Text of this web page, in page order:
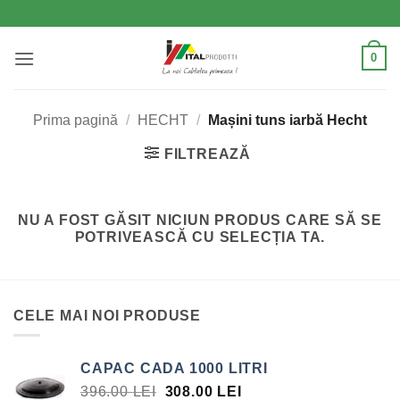
content
0
Prima pagină / HECHT / Mașini tuns iarbă Hecht
FILTREAZĂ
NU A FOST GĂSIT NICIUN PRODUS CARE SĂ SE
POTRIVEASCĂ CU SELECȚIA TA.
CELE MAI NOI PRODUSE
CAPAC CADA 1000 LITRI
396.00LEI PREȚUL
308.00 LEI PREȚUL